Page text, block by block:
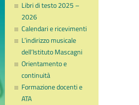
Libri di testo 2025 –
2026
Calendari e ricevimenti
L’indirizzo musicale
dell’Istituto Mascagni
Orientamento e
continuità
Formazione docenti e
ATA